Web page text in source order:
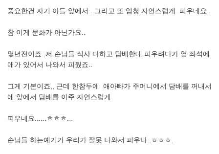
중요한건 자기 아들 앞에서 ..그리고 또 엄청 자연스럽게 피우네요..
참 이게 문화가 아닌가요..
몇년전이죠..저 손님들 식사 다하고 담배한대 피우려다가 옆 좌석에
애가 있어서 나와서 피웠죠..
그게 기본이죠,, 근데 한참두에 애아빠가 주머니에서 담배를 꺼내서
애 앞에서 담배를 아주 자연스럽게
피우네요......ㅎㅎㅎ...
손님들 하는예기가 우리가 잘못 나와서 피우나..ㅎㅎㅎ.